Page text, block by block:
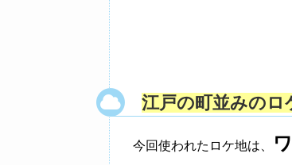
江戸の町並みのロ
今回使われたロケ地は、